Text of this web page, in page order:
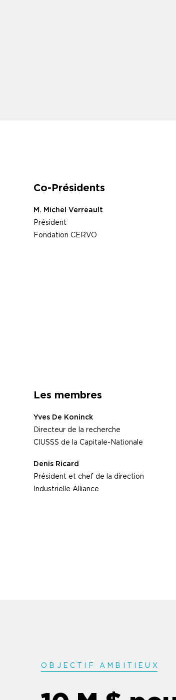
Co-Présidents
M. Michel Verreault
Président
Fondation CERVO
Les membres
Yves De Koninck
Directeur de la recherche
CIUSSS de la Capitale-Nationale
Denis Ricard
Président et chef de la direction
Industrielle Alliance
OBJECTIF AMBITIEU X